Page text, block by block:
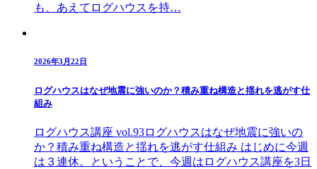
も、あえてログハウスを持…
2026年3月22日
ログハウスはなぜ地震に強いのか？積み重ね構造と揺れを逃がす仕
組み
ログハウス講座 vol.93ログハウスはなぜ地震に強いの
か？積み重ね構造と揺れを逃がす仕組み はじめに今週
は３連休。ということで、今週はログハウス講座を3日